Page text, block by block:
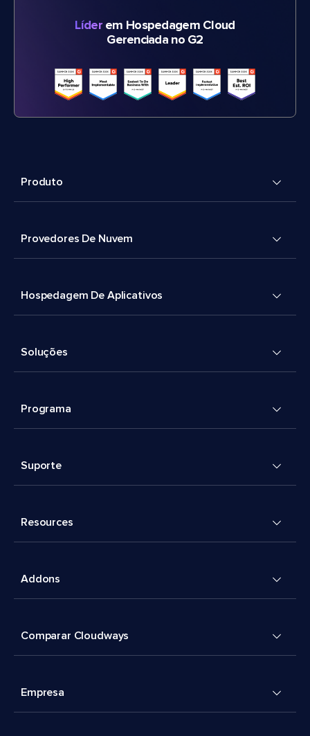
Líderem Hospedagem Cloud
Gerenciada no G2
Produto
Provedores De Nuvem
Hospedagem De Aplicativos
Soluções
Programa
Suporte
Resources
Addons
Comparar Cloudways
Empresa